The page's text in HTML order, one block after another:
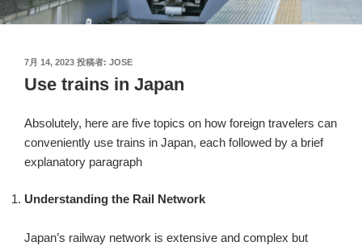
投
日:
7月 14, 2023 投稿者: JOSE
Use trains in Japan
Absolutely, here are five topics on how foreign travelers can
conveniently use trains in Japan, each followed by a brief
explanatory paragraph
Understanding the Rail Network
Japan’s railway network is extensive and complex but